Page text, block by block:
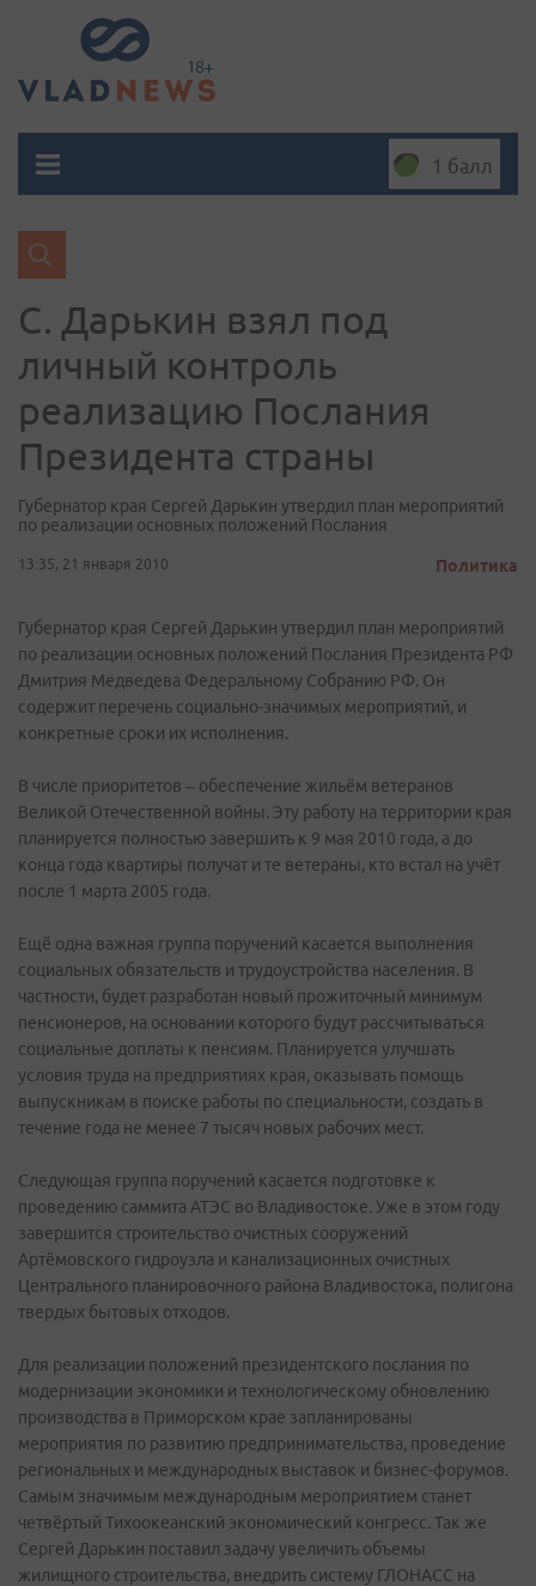
1 балл
С. Дарькин взял под
личный контроль
реализацию Послания
Президента страны
Губернатор края Сергей Дарькин утвердил план мероприятий
по реализации основных положений Послания
13:35, 21 января 2010 Политика
Губернатор края Сергей Дарькин утвердил план мероприятий
по реализации основных положений Послания Президента РФ
Дмитрия Медведева Федеральному Собранию РФ. Он
содержит перечень социально-значимых мероприятий, и
конкретные сроки их исполнения.
В числе приоритетов – обеспечение жильём ветеранов
Великой Отечественной войны. Эту работу на территории края
планируется полностью завершить к 9 мая 2010 года, а до
конца года квартиры получат и те ветераны, кто встал на учёт
после 1 марта 2005 года.
Ещё одна важная группа поручений касается выполнения
социальных обязательств и трудоустройства населения. В
частности, будет разработан новый прожиточный минимум
пенсионеров, на основании которого будут рассчитываться
социальные доплаты к пенсиям. Планируется улучшать
условия труда на предприятиях края, оказывать помощь
выпускникам в поиске работы по специальности, создать в
течение года не менее 7 тысяч новых рабочих мест.
Следующая группа поручений касается подготовке к
проведению саммита АТЭС во Владивостоке. Уже в этом году
завершится строительство очистных сооружений
Артёмовского гидроузла и канализационных очистных
Центрального планировочного района Владивостока, полигона
твердых бытовых отходов.
Для реализации положений президентского послания по
модернизации экономики и технологическому обновлению
производства в Приморском крае запланированы
мероприятия по развитию предпринимательства, проведение
региональных и международных выставок и бизнес-форумов.
Самым значимым международным мероприятием станет
четвёртый Тихоокеанский экономический конгресс. Так же
Сергей Дарькин поставил задачу увеличить объемы
жилищного строительства, внедрить систему ГЛОНАСС на